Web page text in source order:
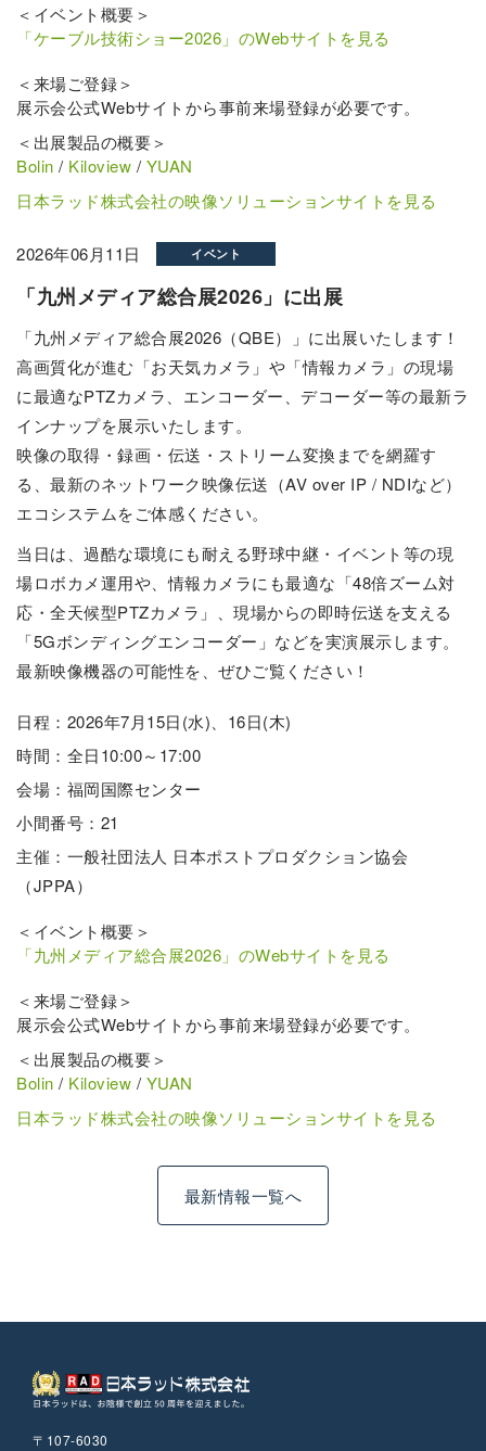
＜イベント概要＞
「ケーブル技術ショー2026」のWebサイトを見る
＜来場ご登録＞
展示会公式Webサイトから事前来場登録が必要です。
＜出展製品の概要＞
Bolin / Kiloview / YUAN
日本ラッド株式会社の映像ソリューションサイトを見る
2026年06月11日 イベント
「九州メディア総合展2026」に出展
「九州メディア総合展2026（QBE）」に出展いたします！
高画質化が進む「お天気カメラ」や「情報カメラ」の現場
に最適なPTZカメラ、エンコーダー、デコーダー等の最新ラ
インナップを展示いたします。
映像の取得・録画・伝送・ストリーム変換までを網羅す
る、最新のネットワーク映像伝送（AV over IP / NDIなど）
エコシステムをご体感ください。
当日は、過酷な環境にも耐える野球中継・イベント等の現
場ロボカメ運用や、情報カメラにも最適な「48倍ズーム対
応・全天候型PTZカメラ」、現場からの即時伝送を支える
「5Gボンディングエンコーダー」などを実演展示します。
最新映像機器の可能性を、ぜひご覧ください！
日程：2026年7月15日(水)、16日(木)
時間：全日10:00～17:00
会場：福岡国際センター
小間番号：21
主催：一般社団法人 日本ポストプロダクション協会
（JPPA）
＜イベント概要＞
「九州メディア総合展2026」のWebサイトを見る
＜来場ご登録＞
展示会公式Webサイトから事前来場登録が必要です。
＜出展製品の概要＞
Bolin / Kiloview / YUAN
日本ラッド株式会社の映像ソリューションサイトを見る
最新情報一覧へ
〒107-6030